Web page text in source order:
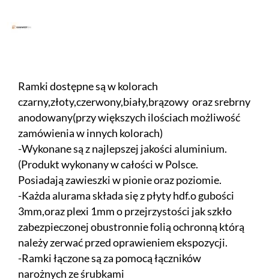
Ramki dostępne są w kolorach
czarny,złoty,czerwony,biały,brązowy oraz srebrny
anodowany(przy większych ilościach możliwość
zamówienia w innych kolorach)
-Wykonane są z najlepszej jakości aluminium.
(Produkt wykonany w całości w Polsce.
Posiadają zawieszki w pionie oraz poziomie.
-Każda alurama składa się z płyty hdf.o gubości
3mm,oraz plexi 1mm o przejrzystości jak szkło
zabezpieczonej obustronnie folią ochronną którą
należy zerwać przed oprawieniem ekspozycji.
-Ramki łączone są za pomocą łączników
narożnych ze śrubkami